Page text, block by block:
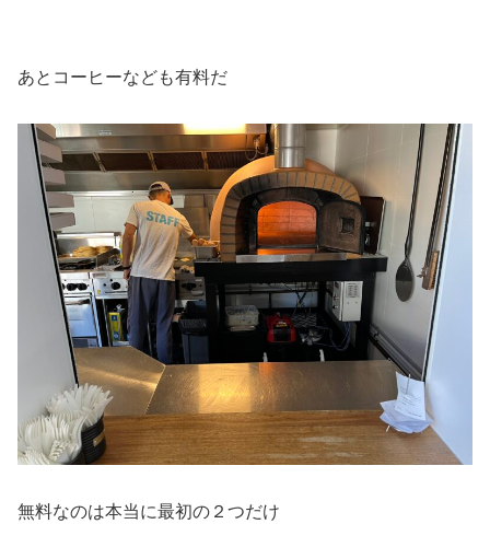
あとコーヒーなども有料だ
無料なのは本当に最初の２つだけ